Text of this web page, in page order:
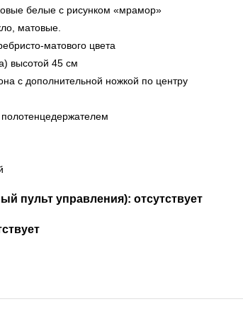
белые с рисунком «мрамор»
матовые.
матового цвета
высотой 45 см
с дополнительной ножкой по центру
пульт управления): отсутствует